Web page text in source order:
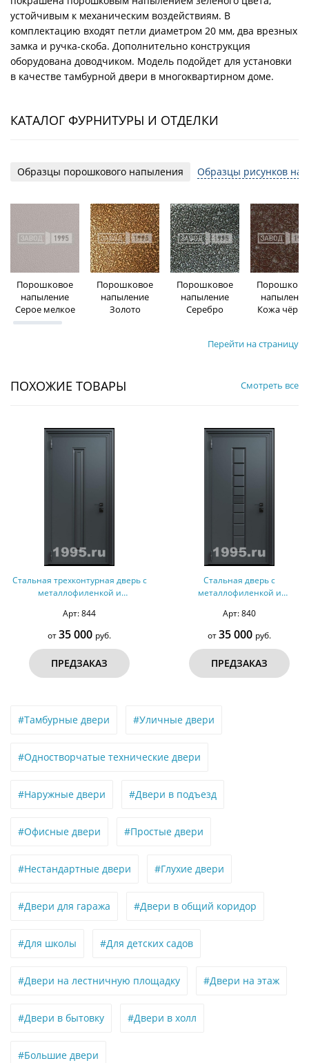
устойчивым к механическим воздействиям. В
комплектацию входят петли диаметром 20 мм, два врезных
замка и ручка-скоба. Дополнительно конструкция
оборудована доводчиком. Модель подойдет для установки
в качестве тамбурной двери в многоквартирном доме.
КАТАЛОГ ФУРНИТУРЫ И ОТДЕЛКИ
Образцы порошкового напыления Образцы рисунков на
Порошковое
напыление
Серое мелкое
Порошковое
напыление
Золото
Порошковое
напыление
Серебро
напыление
Кожа
Перейти на страницу
ПОХОЖИЕ ТОВАРЫ Смотреть все
Стальная трехконтурная дверь с
металлофиленкой и
7021 (тип №7)
Арт: 844
от35 000 руб.
ПРЕДЗАКАЗ
Стальная дверь с
металлофиленкой и
7021 (тип №3)
Арт: 840
от35 000 руб.
ПРЕДЗАКАЗ
#Тамбурные двери #Уличные двери
#Одностворчатые технические двери
#Наружные двери #Двери в подъезд
#Офисные двери #Простые двери
#Нестандартные двери #Глухие двери
#Двери для гаража #Двери в общий коридор
#Для школы #Для детских садов
#Двери на лестничную площадку #Двери на этаж
#Двери в бытовку #Двери в холл
#Большие двери